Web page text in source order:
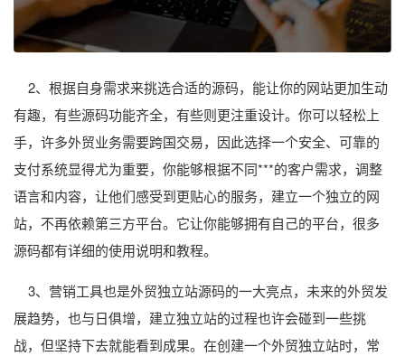
2、根据自身需求来挑选合适的源码，能让你的网站更加生动
有趣，有些源码功能齐全，有些则更注重设计。你可以轻松上
手，许多外贸业务需要跨国交易，因此选择一个安全、可靠的
支付系统显得尤为重要，你能够根据不同***的客户需求，调整
语言和内容，让他们感受到更贴心的服务，建立一个独立的网
站，不再依赖第三方平台。它让你能够拥有自己的平台，很多
源码都有详细的使用说明和教程。
3、营销工具也是外贸独立站源码的一大亮点，未来的外贸发
展趋势，也与日俱增，建立独立站的过程也许会碰到一些挑
战，但坚持下去就能看到成果。在创建一个外贸独立站时，常